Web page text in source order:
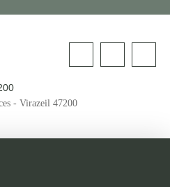
- Virazeil 47200